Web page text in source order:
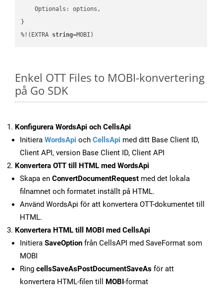
    Optionals: options,
}
%!(EXTRA string=MOBI)
Enkel OTT Files to MOBI-konvertering
på Go SDK
Konfigurera WordsApi och CellsApi
Initiera WordsApi och CellsApi med ditt Base Client ID,
Client API, version Base Client ID, Client API
Konvertera OTT till HTML med WordsApi
Skapa en ConvertDocumentRequest med det lokala
filnamnet och formatet inställt på HTML.
Använd WordsApi för att konvertera OTT-dokumentet till
HTML.
Konvertera HTML till MOBI med CellsApi
Initiera SaveOption från CellsAPI med SaveFormat som
MOBI
Ring cellsSaveAsPostDocumentSaveAs för att
konvertera HTML-filen till MOBI-format